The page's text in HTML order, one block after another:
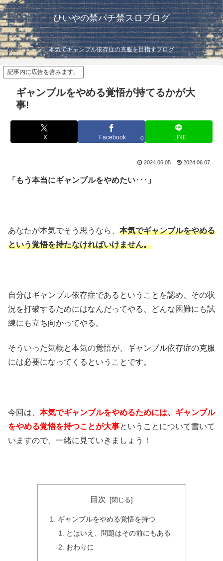
ひいやの禁パチ禁スロブログ
本気でギャンブル依存症の克服を目指すブログ
記事内に広告を含みます。
ギャンブルをやめる覚悟が持てるかが大
事!
X Facebook 0 LINE
2024.06.05 2024.06.07
「もう本当にギャンブルをやめたい･･･」
あなたが本気でそう思うなら、 本気でギャンブルをやめる
という覚悟を持たなければいけません。
自分はギャンブル依存症であるということを認め、その状
況を打破するためにはなんだってやる、どんな困難にも試
練にも立ち向かってやる。
そういった気概と本気の覚悟が、ギャンブル依存症の克服
には必要になってくるということです。
今回は、 本気でギャンブルをやめるためには、ギャンブル
をやめる覚悟を持つことが大事ということについて書いて
いますので、一緒に見ていきましょう！
目次
ギャンブルをやめる覚悟を持つ
とはいえ、問題はその前にもある
おわりに